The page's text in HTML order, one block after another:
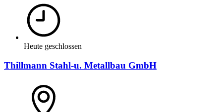
Heute geschlossen
Thillmann Stahl-u. Metallbau GmbH